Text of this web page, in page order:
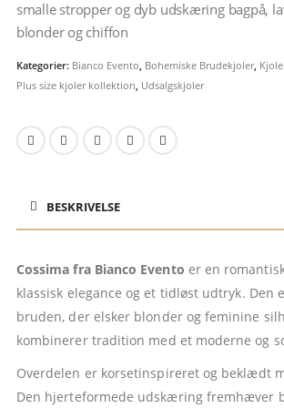
smalle stropper og dyb udskæring bagpå,
blonder og chiffon
Kategorier: Bianco Evento, Bohemiske Brudekjoler,
Plus size kjoler kollektion, Udsalgskjoler
BESKRIVELSE
Cossima fra Bianco Evento er en
klassisk elegance og et tidløst udtryk. Den
bruden, der elsker blonder og feminine
kombinerer tradition med et moderne og
Overdelen er korsetinspireret og beklædt
Den hjerteformede udskæring fremhæver